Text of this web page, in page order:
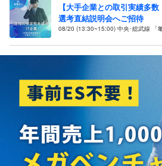
【大手企業との取引実績多
選考直結説明会へご招待
08/20 (13:30~15:00) 中央･総武線 「亀